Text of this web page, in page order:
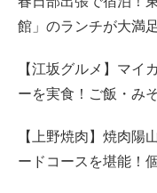
館」のランチが大満
【江坂グルメ】マイ
ーを実食！ご飯・み
【上野焼肉】焼肉陽
ードコースを堪能！